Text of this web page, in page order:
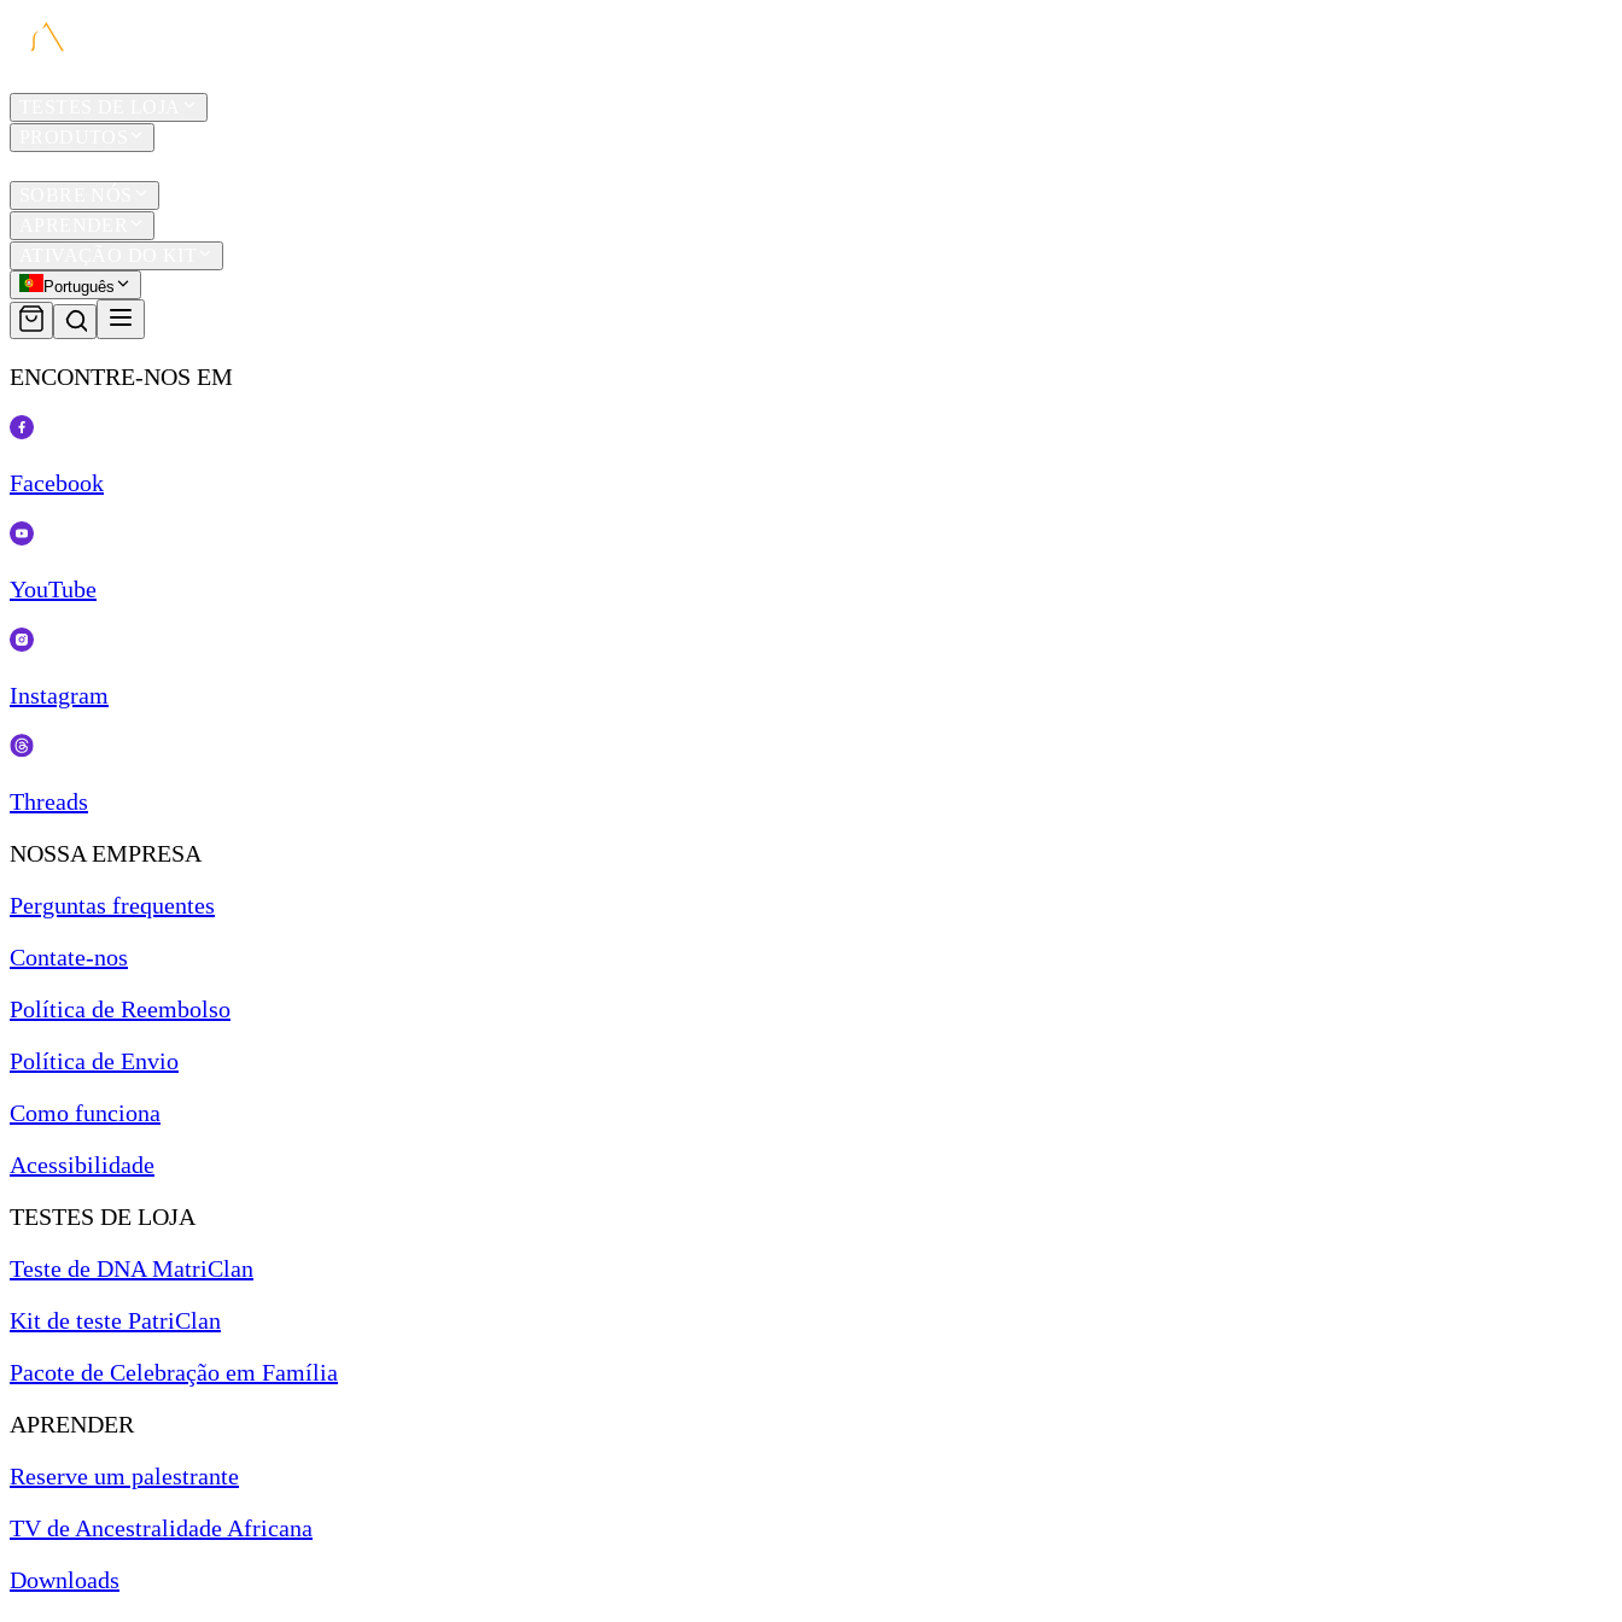
Português
ENCONTRE-NOS EM
Facebook
YouTube
Instagram
Threads
NOSSA EMPRESA
Perguntas frequentes
Contate-nos
Política de Reembolso
Política de Envio
Como funciona
Acessibilidade
TESTES DE LOJA
Teste de DNA MatriClan
Kit de teste PatriClan
Pacote de Celebração em Família
APRENDER
Reserve um palestrante
TV de Ancestralidade Africana
Downloads